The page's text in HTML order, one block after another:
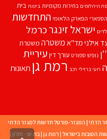
היהלומים בחירות מקומיות ביטוח בית
הספארי הפארק הלאומי התחדשות
ישראל זינגרכרמל
אילנימד''אמשטרה משטרת
נופש ספורט עורך דין עיריית
רועי ברזילי רכב רמת גן תאונות
הדתי | המגזר-פורטל חדשות למגזר הדתי
הטובות בישראל | רמת גן |בת ים - חולון |